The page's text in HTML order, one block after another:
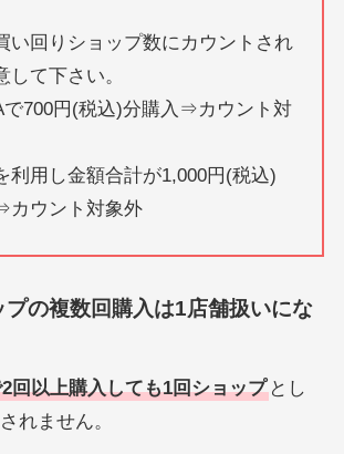
い回りショップ数にカウントされ
して下さい。
で700円(税込)分購入⇒カウント対
利用し金額合計が1,000円(税込)
カウント対象外
の複数回購入は1店舗扱いにな
回以上購入しても1回ショップとし
れません。